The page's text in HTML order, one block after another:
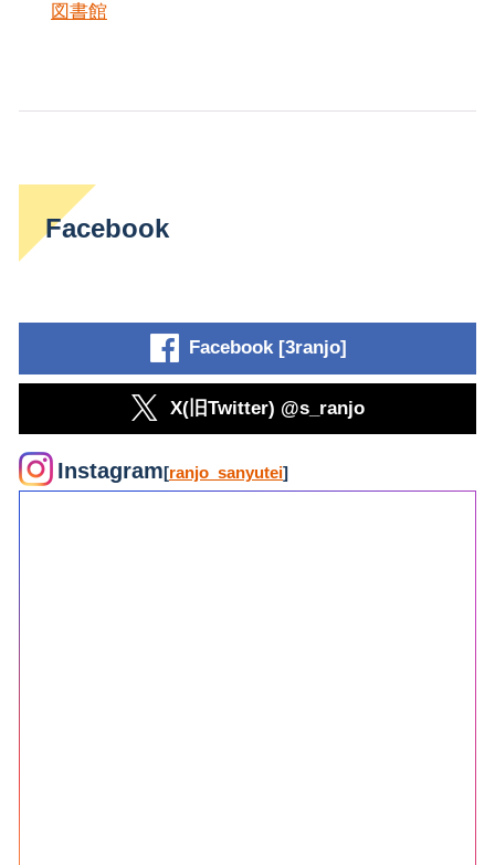
図書館
Facebook
Facebook [3ranjo]
X(旧Twitter) @s_ranjo
Instagram[ranjo_sanyutei]